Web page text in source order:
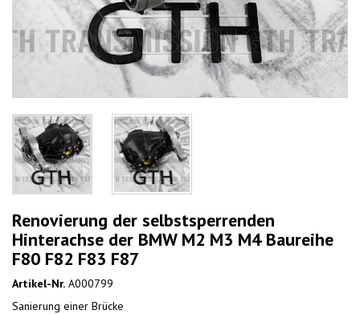
Renovierung der selbstsperrenden
Hinterachse der BMW M2 M3 M4 Baureihe
F80 F82 F83 F87
Artikel-Nr. A000799
Sanierung einer Brücke